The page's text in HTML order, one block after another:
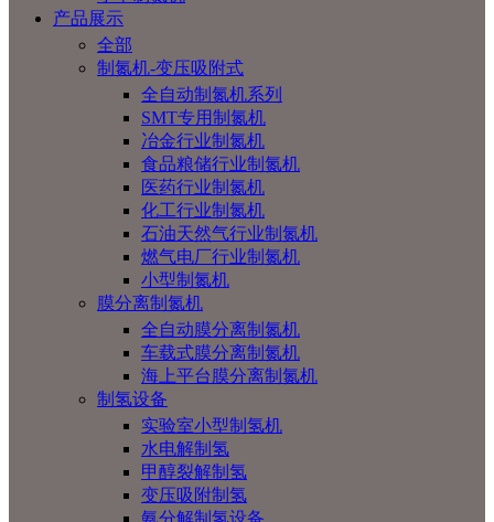
产品展示
全部
制氮机-变压吸附式
全自动制氮机系列
SMT专用制氮机
冶金行业制氮机
食品粮储行业制氮机
医药行业制氮机
化工行业制氮机
石油天然气行业制氮机
燃气电厂行业制氮机
小型制氮机
膜分离制氮机
全自动膜分离制氮机
车载式膜分离制氮机
海上平台膜分离制氮机
制氢设备
实验室小型制氢机
水电解制氢
甲醇裂解制氢
变压吸附制氢